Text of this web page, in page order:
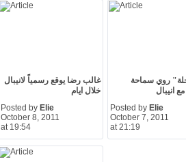
غالب رضا يوقع رسمياً لانيبال
خلال ايام
Posted by Elie
October 8, 2011
at 19:54
روي سماحة
انيبال
Posted by Elie
October 7, 2011
at 21:19